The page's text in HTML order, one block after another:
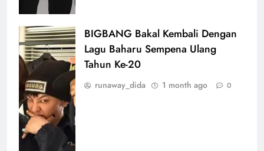
BIGBANG Bakal Kembali Dengan
Lagu Baharu Sempena Ulang
Tahun Ke-20
runaway_dida 1 month ago 0